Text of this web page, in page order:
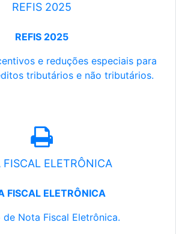
REFIS 2025
REFIS 2025
e reduções especiais para
tributários e não tributários.
FISCAL ELETRÔNICA
FISCAL ELETRÔNICA
de Nota Fiscal Eletrônica.